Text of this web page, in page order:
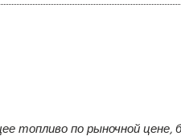
топливо по рыночной цене,